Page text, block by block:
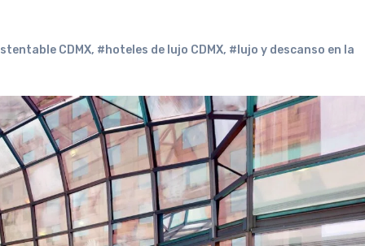
CDMX, #hoteles de lujo CDMX, #lujo y descanso en la